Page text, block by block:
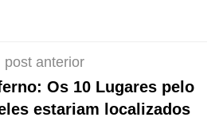
post anterior
Os 10 Lugares pelo
estariam localizados